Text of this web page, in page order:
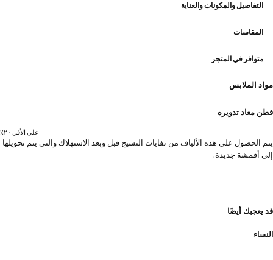
التفاصيل والمكونات والعناية
المقاسات
متوافر في المتجر
مواد الملابس
قطن معاد تدويره
على الأقل ٢٠٪؜
يتم الحصول على هذه الألياف من نفايات النسيج قبل وبعد الاستهلاك والتي يتم تحويلها
إلى أقمشة جديدة.
قد يعجبك أيضًا
النساء